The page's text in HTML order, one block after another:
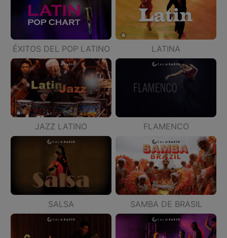
ÉXITOS DEL POP LATINO LATINA
JAZZ LATINO FLAMENCO
SALSA SAMBA DE BRASIL